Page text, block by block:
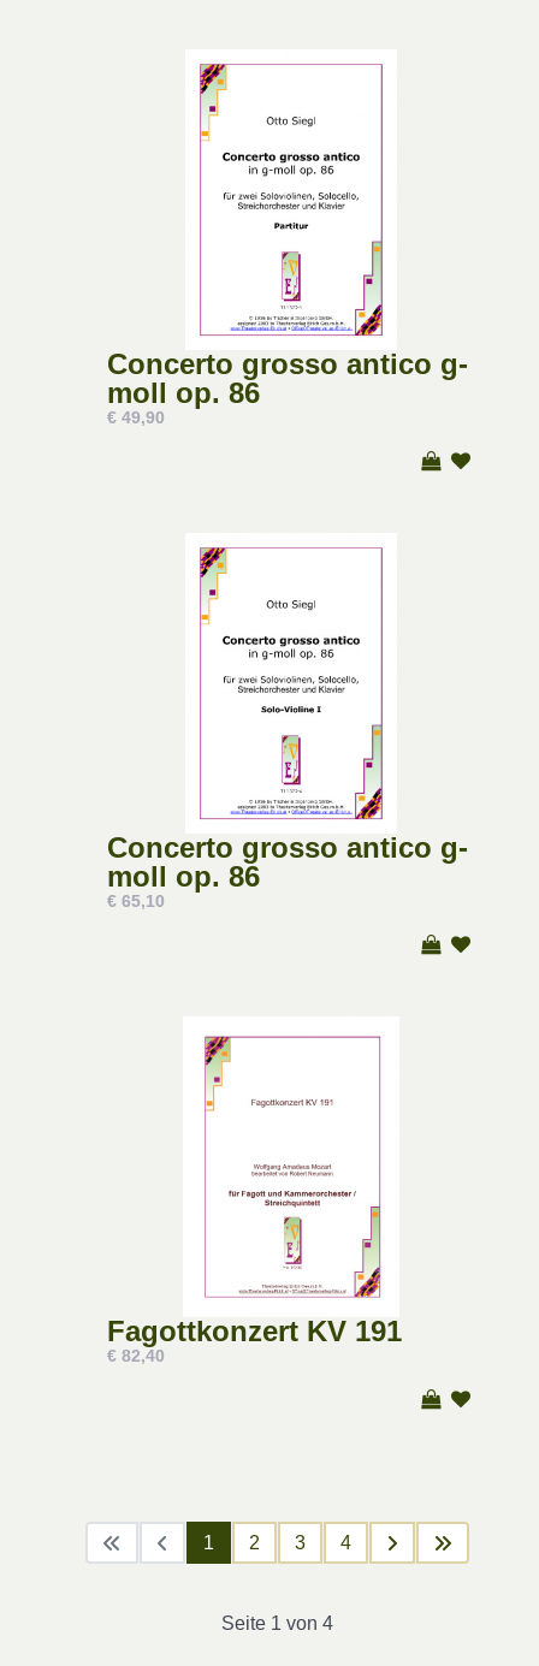
Concerto grosso antico g-
moll op. 86
€ 49,90
Concerto grosso antico g-
moll op. 86
€ 65,10
Fagottkonzert KV 191
€ 82,40
1 2 3 4
Seite 1 von 4